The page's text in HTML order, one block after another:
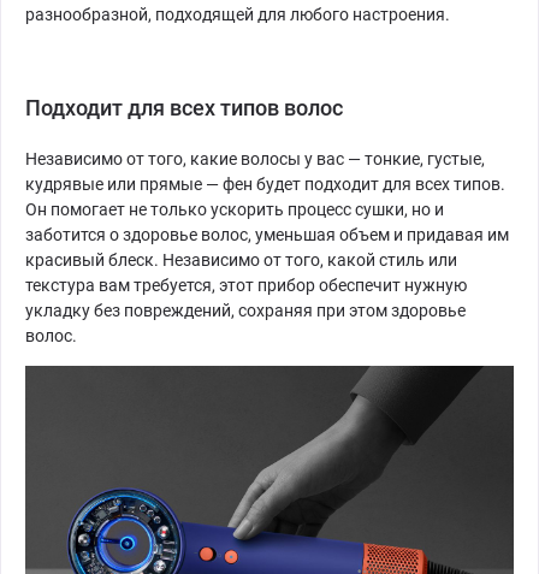
разнообразной, подходящей для любого настроения.
Подходит для всех типов волос
Независимо от того, какие волосы у вас — тонкие, густые,
кудрявые или прямые — фен будет подходит для всех типов.
Он помогает не только ускорить процесс сушки, но и
заботится о здоровье волос, уменьшая объем и придавая им
красивый блеск. Независимо от того, какой стиль или
текстура вам требуется, этот прибор обеспечит нужную
укладку без повреждений, сохраняя при этом здоровье
волос.